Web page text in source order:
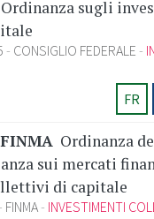
Ordinanza sugli
CONSIGLIO FEDERALE
FR
Ordinanza
sui mercati
di capitale
FINMA INVESTIMENTI